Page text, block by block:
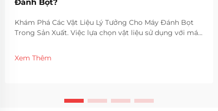
Đánh Bọt?
Khám Phá Các Vật Liệu Lý Tưởng Cho Máy Đánh Bọt
Trong Sản Xuất. Việc lựa chọn vật liệu sử dụng với máy
lượng, hiệu quả và độ bền của sản phẩm cuối cùng.
Các ngành công nghiệp khác nhau dựa vào nhiều loại
Xem Thêm